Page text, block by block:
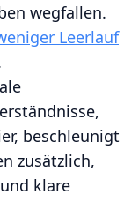
wegfallen.
Leerlauf
beschleunigt
zusätzlich,
klare